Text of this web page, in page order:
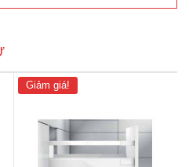
Giảm giá!